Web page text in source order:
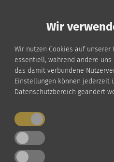
Wir
Wir nutzen Cookies auf unserer
essentiell, während andere
das damit verbundene
Einstellungen können jederzeit
Datenschutzbereich geändert